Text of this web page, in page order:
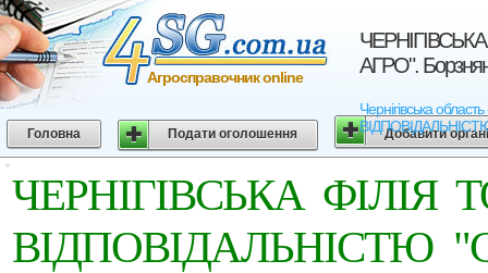
АГРО".
Чернігівська
ВIДПОВIДАЛЬНIСТЮ
Агросправочник online
Головна Подати оголошення Добавити
ЧЕРНIГIВСЬКА ФIЛIЯ
ВIДПОВIДАЛЬНIСТЮ